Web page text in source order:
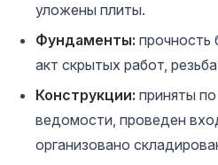
уложены плиты.
Фундаменты: прочность
акт скрытых работ,
Конструкции: приняты
ведомости, проведен
организовано